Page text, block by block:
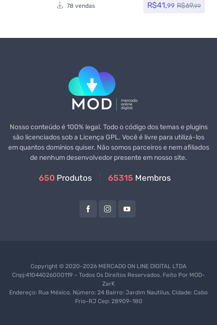
78 vendas R$41,99 R$69,99
Nosso conteúdo é 100% legal. Todo o código dos temas e plugins
são licenciados sob a Licença GPL. Você é livre para utilizá-los
em quantos domínios quiser. Não somos parceiros e nem afiliados
de nenhum desenvolvedor presente em nosso site.
650 Produtos 65315 Membros
Copyright © 2020-2026 MERCADO ON LINE DIGITAL LTDA
Cnpj:41044026000119 – Todos Os Direitos Reservados. Feito Por MOD-
ZarK
Endereço: Rua México, Número: 24 Bairro: Jardim Nautilus, Cidade: Cabo
Frio-RJ Cep: 28909-180